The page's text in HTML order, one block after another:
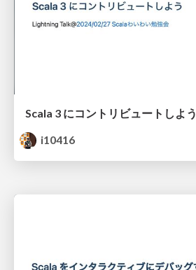
Scala 3 にコントリビュートしよう
i10416